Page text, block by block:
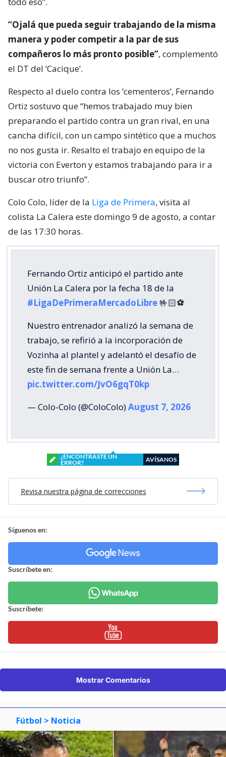
“Ojalá que pueda seguir trabajando de la misma
manera y poder competir a la par de sus
compañeros lo más pronto posible”, complementó
el DT del ‘Cacique’.
Respecto al duelo contra los ‘cementeros’, Fernando
Ortiz sostuvo que “hemos trabajado muy bien
preparando el partido contra un gran rival, en una
cancha difícil, con un campo sintético que a muchos
no nos gusta ir. Resalto el trabajo en equipo de la
victoria con Everton y estamos trabajando para ir a
buscar otro triunfo”.
Colo Colo, líder de la Liga de Primera, visita al
colista La Calera este domingo 9 de agosto, a contar
de las 17:30 horas.
Fernando Ortiz anticipó el partido ante
Unión La Calera por la fecha 18 de la
#LigaDePrimeraMercadoLibre 🤟🏻⚽️
Nuestro entrenador analizó la semana de
trabajo, se refirió a la incorporación de
Vozinha al plantel y adelantó el desafío de
este fin de semana frente a Unión La…
pic.twitter.com/JvO6gqT0kp
— Colo-Colo (@ColoColo)August 7, 2026
¿ENCONTRASTE UN
ERROR?
AVÍSANOS
Revisa nuestra página de correcciones
Síguenos en:
Suscríbete en:
Suscríbete:
Mostrar Comentarios
Fútbol > Noticia